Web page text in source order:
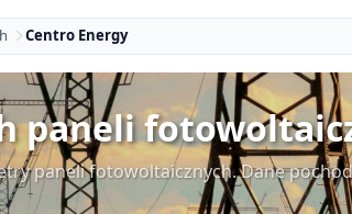
Centro Energy
paneli
paneli fotowoltaicznych. Dane